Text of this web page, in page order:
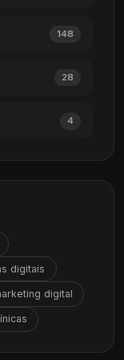
148
28
4
digitais
digital